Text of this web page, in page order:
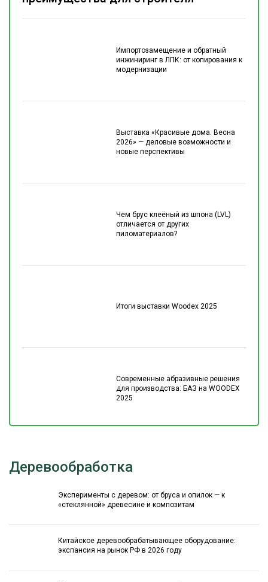
Импортозамещение и обратный
инжиниринг в ЛПК: от копирования к
модернизации
Выставка «Красивые дома. Весна
2026» — деловые возможности и
новые перспективы
Чем брус клеёный из шпона (LVL)
отличается от других
пиломатериалов?
Итоги выставки Woodex 2025
Современные абразивные решения
для производства: БАЗ на WOODEX
2025
Деревообработка
Эксперименты с деревом: от бруса и опилок — к
«стеклянной» древесине и композитам
Китайское деревообрабатывающее оборудование:
экспансия на рынок РФ в 2026 году